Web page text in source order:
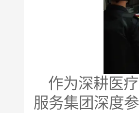
作为深耕医
服务集团深度